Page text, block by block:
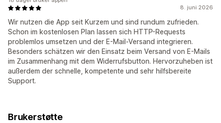
8. juni 2026
Wir nutzen die App seit Kurzem und sind rundum zufrieden.
Schon im kostenlosen Plan lassen sich HTTP-Requests
problemlos umsetzen und der E-Mail-Versand integrieren.
Besonders schätzen wir den Einsatz beim Versand von E-Mails
im Zusammenhang mit dem Widerrufsbutton. Hervorzuheben ist
außerdem der schnelle, kompetente und sehr hilfsbereite
Support.
Brukerstøtte